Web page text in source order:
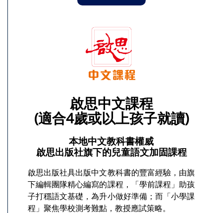
啟思中文課程
(適合4歲或以上孩子就讀)
本地中文教科書權威
啟思出版社旗下的兒童語文加固課程
啟思出版社具出版中文教科書的豐富經驗，由旗
下編輯團隊精心編寫的課程，「學前課程」助孩
子打穩語文基礎，為升小做好準備；而「小學課
程」聚焦學校測考難點，教授應試策略。